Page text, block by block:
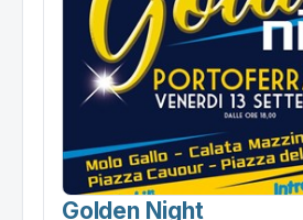
Golden Night